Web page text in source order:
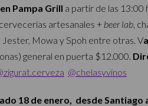
Pampa Grill a partir de las 13:00
artesanales + beer lab,
Mowa y Spoh entre otras. V
general en puerta $12.000.
@chelasyvinos
18 de enero, desde Santiago